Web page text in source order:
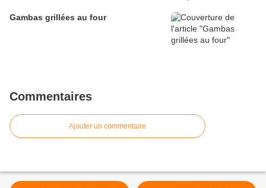
Gambas grillées au four
Commentaires
Ajouter un commentaire